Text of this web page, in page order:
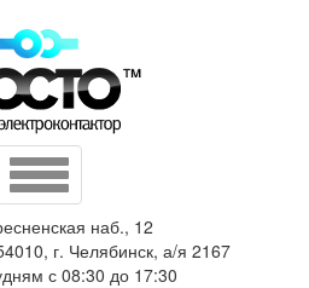
Toggle
navigation
наб., 12
г. Челябинск, а/я 2167
с 08:30 до 17:30